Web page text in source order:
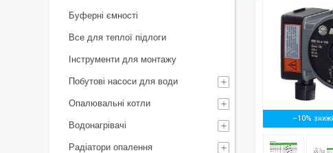
–10%
Буферні ємності
Все для теплої підлоги
Інструменти для монтажу
Побутові насоси для води
Опалювальні котли
Водонагрівачі
Радіатори опалення